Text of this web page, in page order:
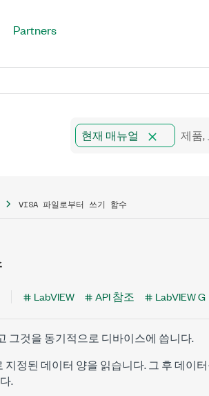
Partners
현재 매뉴얼
VISA 파일로부터 쓰기 함수
LabVIEW API 참조 LabVIEW G
그것을 동기적으로 디바이스에 씁니다.
지정된 데이터 양을 읽습니다. 그 후 데이
.